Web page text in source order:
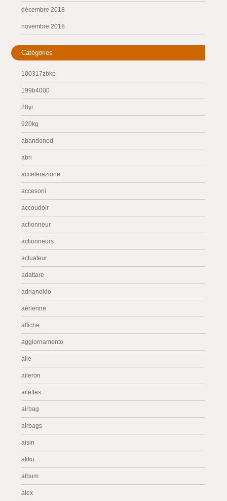
décembre 2018
novembre 2018
Catégories
100317zbkp
199b4000
28yr
920kg
abandoned
abri
accelerazione
accesorii
accoudoir
actionneur
actionneurs
actuateur
adattare
adrianoldo
aérienne
affiche
aggiornamento
aile
aileron
ailettes
airbag
airbags
aisin
akku
album
alex